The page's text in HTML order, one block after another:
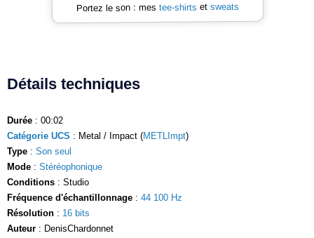
Portez le son : mes tee-shirts et sweats
Détails techniques
Durée : 00:02
Catégorie UCS : Metal / Impact (METLImpt)
Type : Son seul
Mode : Stéréophonique
Conditions : Studio
Fréquence d'échantillonnage : 44 100 Hz
Résolution : 16 bits
Auteur : DenisChardonnet